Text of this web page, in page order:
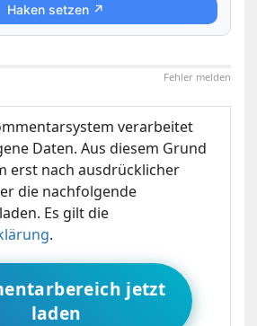
Haken setzen ↗
Fehler melden
verarbeitet
Daten. Aus diesem Grund
erst nach ausdrücklicher
die nachfolgende
Es gilt die
.
jetzt
laden